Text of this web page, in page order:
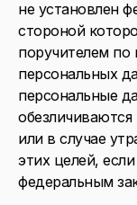
не установлен
стороной
поручителем по
персональных
персональные
или в случае
этих целей,
федеральным